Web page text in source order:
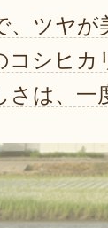
ツヤ
コシヒ
は、一